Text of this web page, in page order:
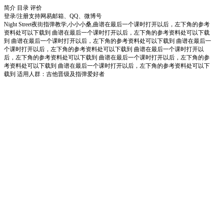
简介 目录 评价
登录/注册支持网易邮箱、QQ、微博号
Night Street夜街指弹教学,小小小桑,曲谱在最后一个课时打开以后，左下角的参考
资料处可以下载到 曲谱在最后一个课时打开以后，左下角的参考资料处可以下载
到 曲谱在最后一个课时打开以后，左下角的参考资料处可以下载到 曲谱在最后一
个课时打开以后，左下角的参考资料处可以下载到 曲谱在最后一个课时打开以
后，左下角的参考资料处可以下载到 曲谱在最后一个课时打开以后，左下角的参
考资料处可以下载到 曲谱在最后一个课时打开以后，左下角的参考资料处可以下
载到 适用人群：吉他晋级及指弹爱好者